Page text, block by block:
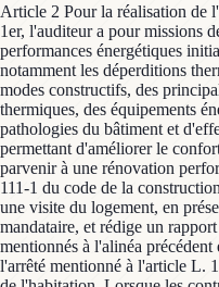
Article 2 Pour la réalisation de
1er, l'auditeur a pour missions
performances énergétiques
notamment les déperditions
modes constructifs, des
thermiques, des équipements
pathologies du bâtiment et
permettant d'améliorer le
parvenir à une rénovation
111-1 du code de la
une visite du logement, en
mandataire, et rédige un
mentionnés à l'alinéa
l'arrêté mentionné à l'article L.